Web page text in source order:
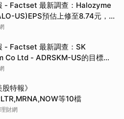
- Factset 最新調查：Halozyme
US)EPS預估上修至8.74元，預
105.00元
- Factset 最新調查：SK
Co Ltd - ADRSKM-US的目標價
元，幅度約3.73%
股特報》
等10檔
財網